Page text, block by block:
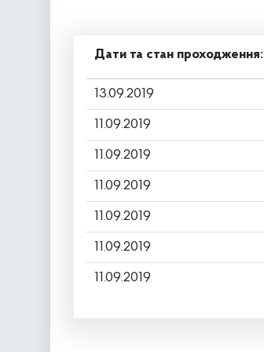
Дати та стан проходження:
13.09.2019
11.09.2019
11.09.2019
11.09.2019
11.09.2019
11.09.2019
11.09.2019